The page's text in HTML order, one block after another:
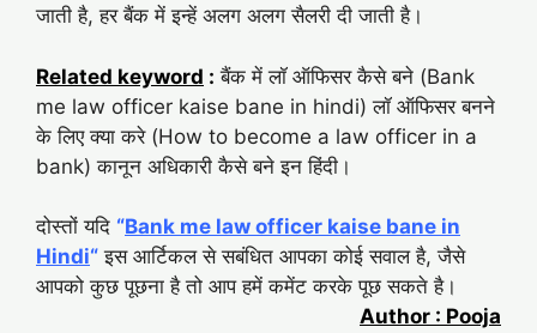
जाती है, हर बैंक में इन्हें अलग अलग सैलरी दी जाती है।
Related keyword : बैंक में लॉ ऑफिसर कैसे बने (Bank
me law officer kaise bane in hindi) लॉ ऑफिसर बनने
के लिए क्या करे (How to become a law officer in a
bank) कानून अधिकारी कैसे बने इन हिंदी।
दोस्तों यदि “Bank me law officer kaise bane in
Hindi“ इस आर्टिकल से सबंधित आपका कोई सवाल है, जैसे
आपको कुछ पूछना है तो आप हमें कमेंट करके पूछ सकते है।
Author : Pooja